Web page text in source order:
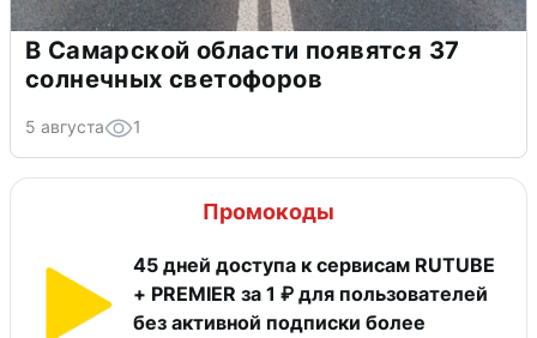
В Самарской области появятся 37
солнечных светофоров
5 августа 1
Промокоды
45 дней доступа к сервисам RUTUBE
+ PREMIER за 1 ₽ для пользователей
без активной подписки более